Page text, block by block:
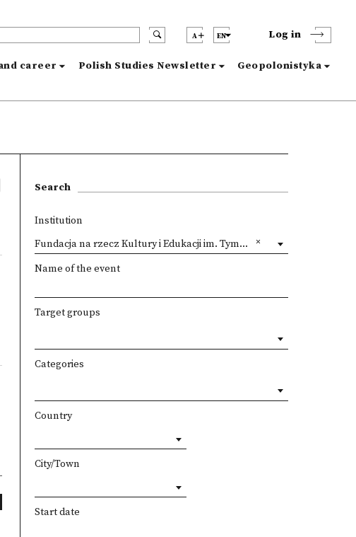
A EN Log in
career Polish Studies Newsletter Geopolonistyka
Search
Institution
Fundacja na rzecz Kultury i Edukacji im. Tymoteusza Karpowicza
Name of the event
Target groups
Categories
Country
City/Town
Start date